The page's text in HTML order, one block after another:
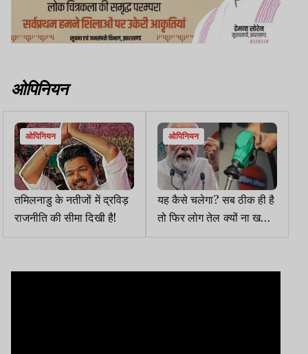
ओपिनियन
ओपिनियन
तमिलनाडु के नतीजों में द्रविड़
राजनीति की सीमा दिखी है!
ओपिनियन
यह कैसे चलेगा? सब ठीक ही है
तो फिर लोग तेल क्यों ना खरीदे
और सरकारें 50 गाड़ियों के